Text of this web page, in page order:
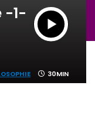
-1-
30MIN